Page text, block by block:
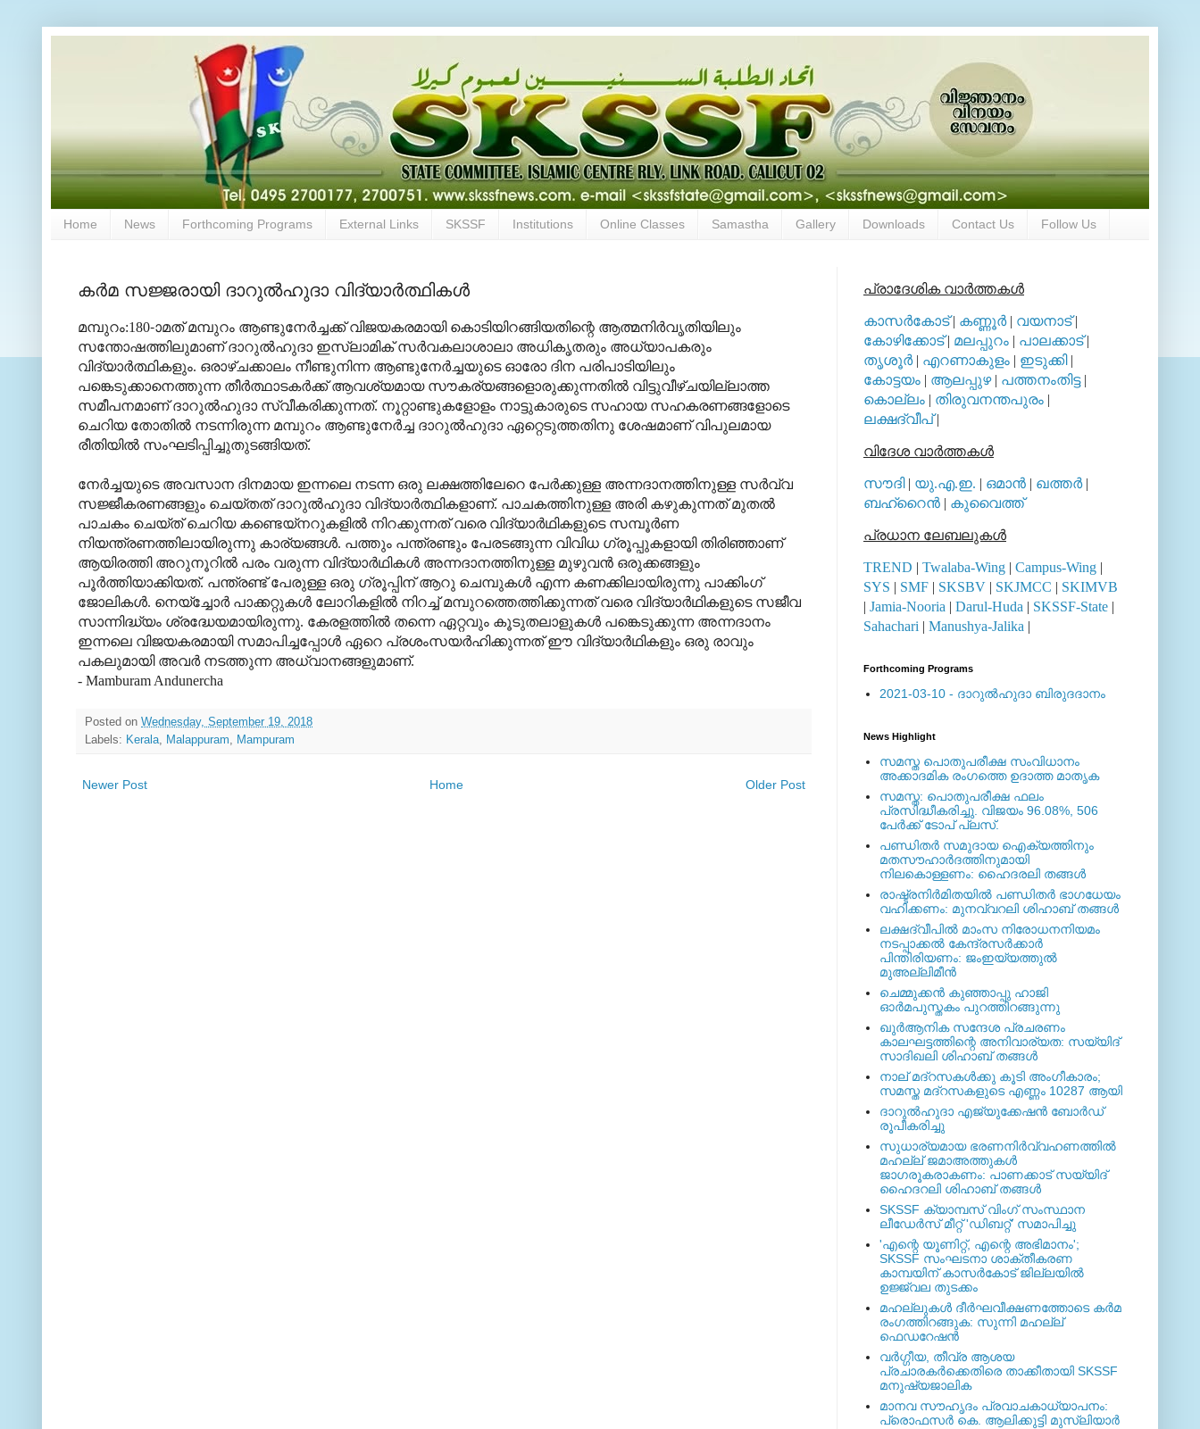
Home News Forthcoming Programs External Links SKSSF Institutions Online Classes Samastha Gallery Downloads Contact Us Follow Us
കര്‍മ സജ്ജരായി ദാറുല്‍ഹുദാ വിദ്യാര്‍ത്ഥികള്‍
മമ്പുറം:180-ാമത് മമ്പുറം ആണ്ടുനേര്‍ച്ചക്ക് വിജയകരമായി കൊടിയിറങ്ങിയതിന്റെ ആത്മനിര്‍വൃതിയിലും
സന്തോഷത്തിലുമാണ് ദാറുല്‍ഹുദാ ഇസ്ലാമിക് സര്‍വകലാശാലാ അധികൃതരും അധ്യാപകരും
വിദ്യാര്‍ത്ഥികളും. ഒരാഴ്ചക്കാലം നീണ്ടുനിന്ന ആണ്ടുനേര്‍ച്ചയുടെ ഓരോ ദിന പരിപാടിയിലും
പങ്കെടുക്കാനെത്തുന്ന തീര്‍ത്ഥാടകര്‍ക്ക്ആവശ്യമായ സൗകര്യങ്ങളൊരുക്കുന്നതില്‍ വിട്ടുവീഴ്ചയില്ലാത്ത
സമീപനമാണ് ദാറുല്‍ഹുദാ സ്വീകരിക്കുന്നത്. നൂറ്റാണ്ടുകളോളം നാട്ടുകാരുടെ സഹായ സഹകരണങ്ങളോടെ
ചെറിയ തോതില്‍ നടന്നിരുന്ന മമ്പുറം ആണ്ടുനേര്‍ച്ച ദാറുല്‍ഹുദാ ഏറ്റെടുത്തതിനു ശേഷമാണ് വിപുലമായ
രീതിയില്‍ സംഘടിപ്പിച്ചുതുടങ്ങിയത്.
നേര്‍ച്ചയുടെ അവസാന ദിനമായ ഇന്നലെ നടന്ന ഒരു ലക്ഷത്തിലേറെ പേര്‍ക്കുള്ള അന്നദാനത്തിനുള്ള സര്‍വ്വ
സജ്ജീകരണങ്ങളും ചെയ്തത് ദാറുല്‍ഹുദാ വിദ്യാര്‍ത്ഥികളാണ്. പാചകത്തിനുള്ള അരി കഴുകുന്നത് മുതല്‍
പാചകം ചെയ്ത് ചെറിയ കണ്ടെയ്‌നറുകളില്‍ നിറക്കുന്നത് വരെ വിദ്യാര്‍ഥികളുടെ സമ്പൂര്‍ണ
നിയന്ത്രണത്തിലായിരുന്നു കാര്യങ്ങള്‍. പത്തും പന്ത്രണ്ടും പേരടങ്ങുന്ന വിവിധ ഗ്രൂപ്പുകളായി തിരിഞ്ഞാണ്
ആയിരത്തി അറുനൂറില്‍ പരം വരുന്ന വിദ്യാര്‍ഥികള്‍ അന്നദാനത്തിനുള്ള മുഴുവന്‍ ഒരുക്കങ്ങളും
പൂര്‍ത്തിയാക്കിയത്. പന്ത്രണ്ട് പേരുള്ള ഒരു ഗ്രൂപ്പിന് ആറു ചെമ്പുകള്‍ എന്ന കണക്കിലായിരുന്നു പാക്കിംഗ്
ജോലികള്‍. നെയ്‌ച്ചോര്‍ പാക്കറ്റുകള്‍ ലോറികളില്‍ നിറച്ച് മമ്പുറത്തെത്തിക്കുന്നത് വരെ വിദ്യാര്‍ഥികളുടെ സജീവ
സാന്നിദ്ധ്യം ശ്രദ്ധേയമായിരുന്നു. കേരളത്തില്‍ തന്നെ ഏറ്റവും കൂടുതലാളുകള്‍ പങ്കെടുക്കുന്ന അന്നദാനം
ഇന്നലെ വിജയകരമായി സമാപിച്ചപ്പോള്‍ ഏറെ പ്രശംസയര്‍ഹിക്കുന്നത് ഈ വിദ്യാര്‍ഥികളും ഒരു രാവും
പകലുമായി അവര്‍ നടത്തുന്ന അധ്വാനങ്ങളുമാണ്.
- Mamburam Andunercha
Posted on Wednesday, September 19, 2018
Labels: Kerala Malappuram Mampuram
Newer Post Older Post
Home
പ്രാദേശിക വാര്‍ത്തകള്‍
കാസര്‍കോട്| കണ്ണൂര്‍| വയനാട്|
കോഴിക്കോട്| മലപ്പുറം | പാലക്കാട്|
തൃശൂര്‍| എറണാകുളം | ഇടുക്കി|
കോട്ടയം | ആലപ്പുഴ| പത്തനംതിട്ട|
കൊല്ലം | തിരുവനന്തപുരം |
ലക്ഷദ്വീപ്|
വിദേശ വാര്‍ത്തകള്‍
സൗദി| യു.എ.ഇ. | ഒമാന്‍ | ഖത്തര്‍|
ബഹ്റൈന്‍ | കുവൈത്ത്
പ്രധാന ലേബലുകള്‍
TREND | Twalaba-Wing | Campus-Wing |
SYS | SMF | SKSBV | SKJMCC | SKIMVB
| Jamia-Nooria | Darul-Huda | SKSSF-State |
Sahachari | Manushya-Jalika |
Forthcoming Programs
2021-03-10 - ദാറുല്‍ഹുദാ ബിരുദദാനം
News Highlight
സമസ്ത പൊതുപരീക്ഷ സംവിധാനം
അക്കാദമിക രംഗത്തെ ഉദാത്ത മാതൃക
സമസ്ത: പൊതുപരീക്ഷ ഫലം
പ്രസിദ്ധീകരിച്ചു. വിജയം 96.08%, 506
പേര്‍ക്ക് ടോപ് പ്ലസ്.
പണ്ഡിതര്‍ സമുദായ ഐക്യത്തിനും
മതസൗഹാര്‍ദത്തിനുമായി
നിലകൊള്ളണം: ഹൈദരലി തങ്ങള്‍
രാഷ്ട്രനിര്‍മിതയില്‍ പണ്ഡിതര്‍ ഭാഗധേയം
വഹിക്കണം: മുനവ്വറലി ശിഹാബ് തങ്ങള്‍
ലക്ഷദ്വീപില്‍ മാംസ നിരോധനനിയമം
നടപ്പാക്കല്‍ കേന്ദ്രസര്‍ക്കാര്‍
പിന്തിരിയണം: ജംഇയ്യത്തുല്‍
മുഅല്ലിമീന്‍
ചെമ്മുക്കന്‍ കുഞ്ഞാപ്പു ഹാജി
ഓര്‍മപുസ്തകം പുറത്തിറങ്ങുന്നു
ഖുര്‍ആനിക സന്ദേശ പ്രചരണം
കാലഘട്ടത്തിന്റെ അനിവാര്യത: സയ്യിദ്
സാദിഖലി ശിഹാബ് തങ്ങള്‍
നാല് മദ്‌റസകള്‍ക്കു കൂടി അംഗീകാരം;
സമസ്ത മദ്‌റസകളുടെ എണ്ണം 10287 ആയി
ദാറുല്‍ഹുദാ എജ്യുക്കേഷന്‍ ബോര്‍ഡ്
രൂപീകരിച്ചു
സുധാര്യമായ ഭരണനിര്‍വ്വഹണത്തില്‍
മഹല്ല് ജമാഅത്തുകള്‍
ജാഗരൂകരാകണം: പാണക്കാട് സയ്യിദ്
ഹൈദറലി ശിഹാബ് തങ്ങള്‍
SKSSF ക്യാമ്പസ് വിംഗ് സംസ്ഥാന
ലീഡേർസ് മീറ്റ് 'ഡിബറ്റ്' സമാപിച്ചു
'എന്റെ യൂണിറ്റ്, എന്റെ അഭിമാനം';
SKSSF സംഘടനാ ശാക്തീകരണ
കാമ്പയിന് കാസര്‍കോട് ജില്ലയില്‍
ഉജ്ജ്വല തുടക്കം
മഹല്ലുകള്‍ ദീര്‍ഘവീക്ഷണത്തോടെ കര്‍മ
രംഗത്തിറങ്ങുക: സുന്നി മഹല്ല്
ഫെഡറേഷന്‍
വര്‍ഗ്ഗീയ, തീവ്ര ആശയ
പ്രചാരകര്‍ക്കെതിരെ താക്കീതായി SKSSF
മനുഷ്യജാലിക
മാനവ സൗഹൃദം പ്രവാചകാധ്യാപനം:
പ്രൊഫസർ കെ. ആലിക്കുട്ടി മുസ്ലിയാർ